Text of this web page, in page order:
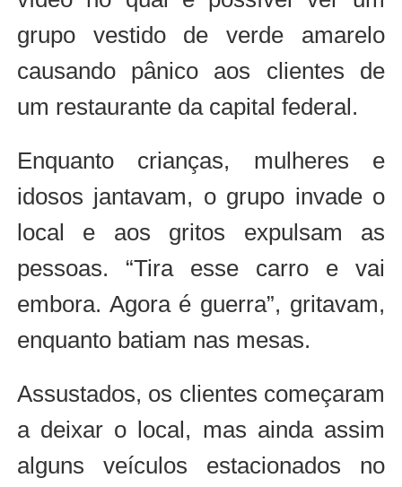
grupo vestido de verde amarelo
causando pânico aos clientes de
um restaurante da capital federal.
Enquanto crianças, mulheres e
idosos jantavam, o grupo invade o
local e aos gritos expulsam as
pessoas. “Tira esse carro e vai
embora. Agora é guerra”, gritavam,
enquanto batiam nas mesas.
Assustados, os clientes começaram
a deixar o local, mas ainda assim
alguns veículos estacionados no